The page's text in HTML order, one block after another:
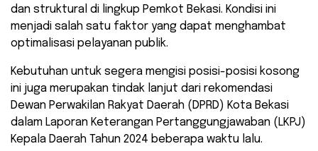
dan struktural di lingkup Pemkot Bekasi. Kondisi ini
menjadi salah satu faktor yang dapat menghambat
optimalisasi pelayanan publik.
Kebutuhan untuk segera mengisi posisi-posisi kosong
ini juga merupakan tindak lanjut dari rekomendasi
Dewan Perwakilan Rakyat Daerah (DPRD) Kota Bekasi
dalam Laporan Keterangan Pertanggungjawaban (LKPJ)
Kepala Daerah Tahun 2024 beberapa waktu lalu.